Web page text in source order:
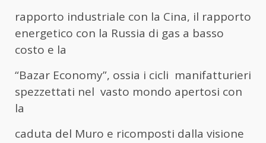
rapporto industriale con la Cina, il rapporto
energetico con la Russia di gas a basso
costo e la
“Bazar Economy”, ossia i cicli manifatturieri
spezzettati nel vasto mondo apertosi con
la
caduta del Muro e ricomposti dalla visione